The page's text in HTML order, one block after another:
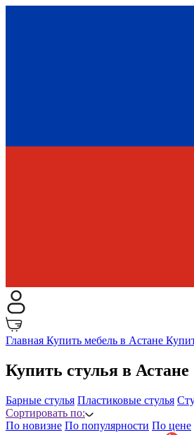
Главная Купить мебель в Астане
Купить стулья в Астане
Барные стулья Пластиковые стулья
Сортировать по:
По новизне По популярности По цене